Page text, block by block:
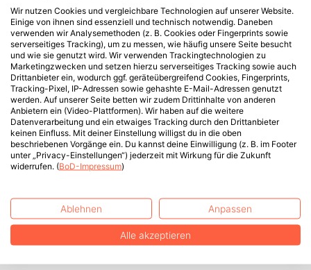
Wir nutzen Cookies und vergleichbare Technologien auf unserer Website.
Einige von ihnen sind essenziell und technisch notwendig. Daneben
verwenden wir Analysemethoden (z. B. Cookies oder Fingerprints sowie
serverseitiges Tracking), um zu messen, wie häufig unsere Seite besucht
und wie sie genutzt wird. Wir verwenden Trackingtechnologien zu
Marketingzwecken und setzen hierzu serverseitiges Tracking sowie auch
Drittanbieter ein, wodurch ggf. geräteübergreifend Cookies, Fingerprints,
Tracking-Pixel, IP-Adressen sowie gehashte E-Mail-Adressen genutzt
werden. Auf unserer Seite betten wir zudem Drittinhalte von anderen
Anbietern ein (Video-Plattformen). Wir haben auf die weitere
Datenverarbeitung und ein etwaiges Tracking durch den Drittanbieter
keinen Einfluss. Mit deiner Einstellung willigst du in die oben
beschriebenen Vorgänge ein. Du kannst deine Einwilligung (z. B. im Footer
unter „Privacy-Einstellungen“) jederzeit mit Wirkung für die Zukunft
widerrufen. (BoD-Impressum)
Ablehnen Anpassen
Alle akzeptieren